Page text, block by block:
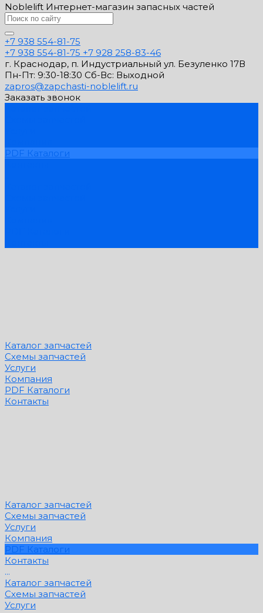
Noblelift Интернет-магазин запасных частей
+7 938 554-81-75
+7 938 554-81-75 +7 928 258-83-46
г. Краснодар, п. Индустриальный ул. Безуленко 17В
Пн-Пт: 9:30-18:30 Cб-Вс: Выходной
zapros@zapchasti-noblelift.ru
Заказать звонок
PDF Каталоги
Каталог запчастей
Схемы запчастей
Услуги
Компания
PDF Каталоги
Контакты
Каталог запчастей
Схемы запчастей
Услуги
Компания
PDF Каталоги
Контакты
...
Каталог запчастей
Схемы запчастей
Услуги